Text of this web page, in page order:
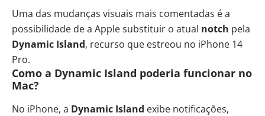
Uma das mudanças visuais mais comentadas é a
possibilidade de a Apple substituir o atual notch pela
Dynamic Island, recurso que estreou no iPhone 14
Pro.
Como a Dynamic Island poderia funcionar no
Mac?
No iPhone, a Dynamic Island exibe notificações,